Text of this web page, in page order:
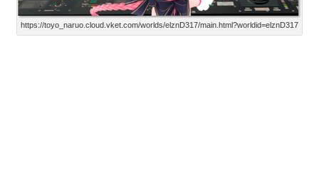
https://toyo_naruo.cloud.vket.com/worlds/elznD317/main.html?worldid=elznD317